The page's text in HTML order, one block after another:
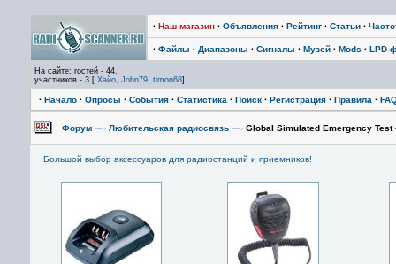
· Наш магазин · Объявления · Рейтинг · Статьи ·
· Файлы · Диапазоны · Сигналы · Музей · Mods · LPD-
На сайте: гостей - 44,
участников - 3 [ Хайо, John79, timon68]
· Начало · Опросы · События · Статистика · Поиск · Регистрация · Правила ·
Форум —› Любительская радиосвязь —› Global Simulated Emergency Test
Большой выбор аксессуаров для радиостанций и приемников!